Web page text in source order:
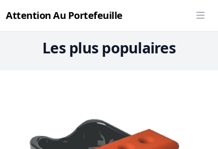
Attention Au Portefeuille
Les plus populaires